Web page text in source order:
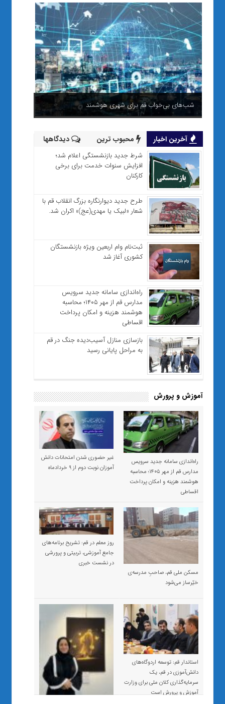
شب‌های بی‌خواب قم برای شهری هوشمند
آخرین اخبار محبوب ترین دیدگاهها
شرط جدید بازنشستگی اعلام شد؛
افزایش سنوات خدمت برای برخی
کارکنان
طرح جدید دیوارنگاره بزرگ انقلاب قم با
شعار «لبیک یا مهدی(عج)» اکران شد.
ثبت‌نام وام اربعین ویژه بازنشستگان
کشوری آغاز شد
راه‌اندازی سامانه جدید سرویس
مدارس قم از مهر ۱۴۰۵؛ محاسبه
هوشمند هزینه و امکان پرداخت
اقساطی
بازسازی منازل آسیب‌دیده جنگ در قم
به مراحل پایانی رسید
آموزش و پرورش
راه‌اندازی سامانه جدید سرویس
مدارس قم از مهر ۱۴۰۵؛ محاسبه
هوشمند هزینه و امکان پرداخت
اقساطی
غیر حضوری شدن امتحانات دانش
آموزان نوبت دوم از ۹ خردادماه
مسکن ملی قم، صاحبِ مدرسه‌ی
خیّرساز می‌شود
روز معلم در قم: تشریح برنامه‌های
جامع آموزشی، تربیتی و پرورشی
در نشست خبری
استاندار قم: توسعه اردوگاه‌های
دانش‌آموزی در قم، یک
سرمایه‌گذاری کلان ملی برای وزارت
آموزش و پرورش است